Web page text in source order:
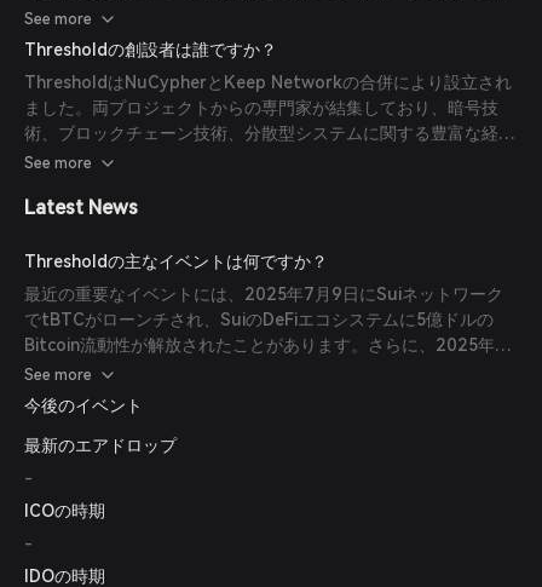
情報を公開せずに安全なデータ共有を可能にする代理再暗号化サ
ービスも提供しています。
See more
Thresholdの創設者は誰ですか？
ThresholdはNuCypherとKeep Networkの合併により設立され
ました。両プロジェクトからの専門家が結集しており、暗号技
術、ブロックチェーン技術、分散型システムに関する豊富な経験
を持つチームで構成されています。
See more
Latest News
Thresholdの主なイベントは何ですか？
最近の重要なイベントには、2025年7月9日にSuiネットワーク
でtBTCがローンチされ、SuiのDeFiエコシステムに5億ドルの
Bitcoin流動性が解放されたことがあります。さらに、2025年6
月15日にThresholdは12億Tトークンのバーンを実施し、流通供
給量を約10％削減しました。
See more
今後のイベント
最新のエアドロップ
-
ICOの時期
-
IDOの時期